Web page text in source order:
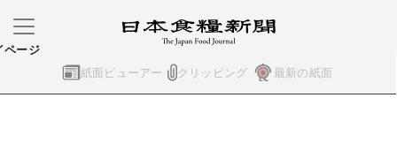
紙面ビューアー クリッピング 最新の紙面
ページ